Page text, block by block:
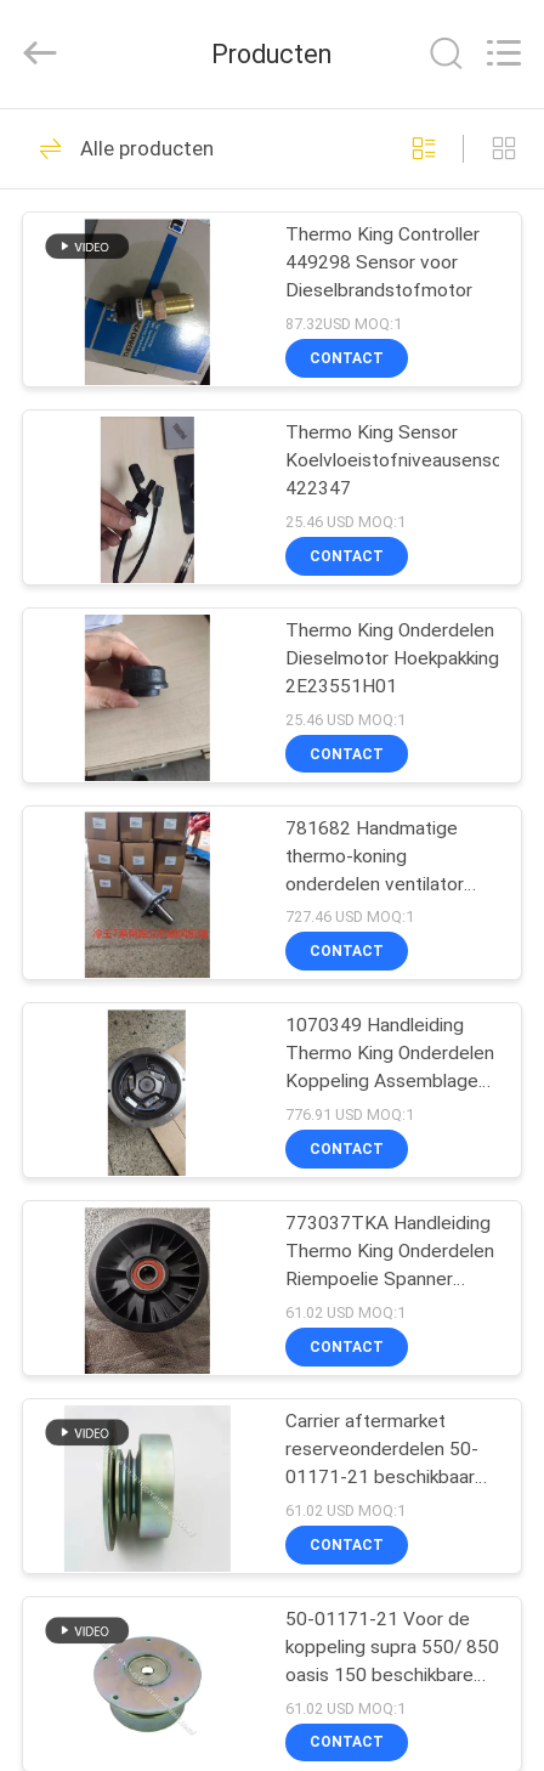
THUIS
PRODUCTEN
FABRIEKSTOCHT
KWALITEITSCONTROLE
CONTACT
NIEUWS
GEVALLEN
SITEMAP
PRIVACYBELEID
LIMITED.
Reserved.
Thermokoning
Refrigeration Units
111
Thermokoning Van
Refrigeration Units
25
De Eenheden van de
dragerkoeling
64
thermokoningsdelen
De Delen van de
dragerkoeling
105
Thermokoning
Refrigerated Truck
Thermokoning T
Producten
Alle producten
Thermo King Controller
449298 Sensor voor
Dieselbrandstofmotor
87.32USD MOQ:1
CONTACT
Thermo King Sensor
Koelvloeistofniveausensor
422347
25.46 USD MOQ:1
CONTACT
Thermo King Onderdelen
Dieselmotor Hoekpakking
2E23551H01
25.46 USD MOQ:1
CONTACT
781682 Handmatige
thermo-koning
onderdelen ventilator
aandrijfschacht
727.46 USD MOQ:1
CONTACT
1070349 Handleiding
Thermo King Onderdelen
Koppeling Assemblage
Onderdelen
776.91 USD MOQ:1
CONTACT
773037TKA Handleiding
Thermo King Onderdelen
Riempoelie Spanner
Diesel
61.02 USD MOQ:1
CONTACT
Carrier aftermarket
reserveonderdelen 50-
01171-21 beschikbaar
voor de supra 550/ 850
oasis 150 koppeling
61.02 USD MOQ:1
CONTACT
50-01171-21 Voor de
koppeling supra 550/ 850
oasis 150 beschikbare
onderdelen van de
aftermarket van de
vervoerder
61.02 USD MOQ:1
CONTACT